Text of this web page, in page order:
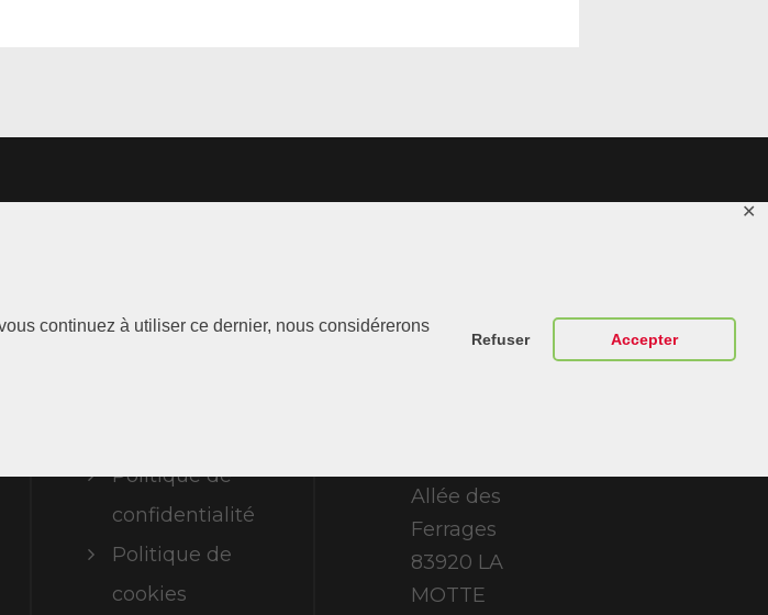
continuez à utiliser ce dernier, nous considérerons
Refuser Accepter
✕
Politique de
confidentialité
Politique de
cookies
Nous
Allée des
Ferrages
83920 LA
MOTTE